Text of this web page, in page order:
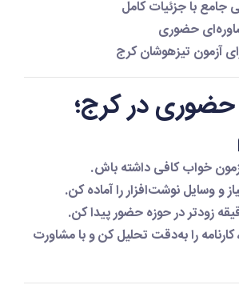
با جزئیات کامل
حضوری
تیزهوشان کرج
در کرج؛
خواب کافی داشته باش.
وسایل نوشت‌افزار را آماده کن.
را به‌دقت تحلیل کن و با مشاورت